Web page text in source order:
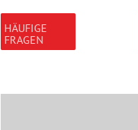
HÄUFIGE
FRAGEN